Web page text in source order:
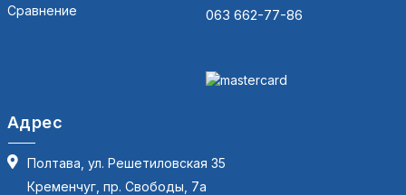
Сравнение
063 662-77-86
Адрес
Полтава, ул. Решетиловская 35
Кременчуг, пр. Свободы, 7а